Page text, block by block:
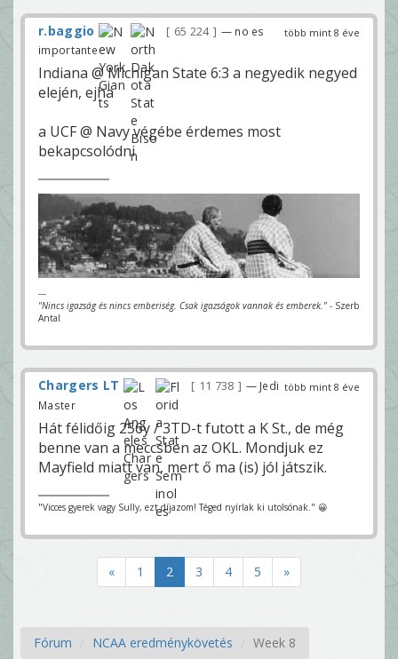
több mint 8 éve
r.baggio 65 224
— no es
importante
Indiana @ Michigan State 6:3 a negyedik negyed
elején, ejha
a UCF @ Navy végébe érdemes most
bekapcsolódni
---
"Nincs igazság és nincs emberiség. Csak igazságok vannak és emberek." - Szerb
Antal
több mint 8 éve
Chargers LT 11 738
— Jedi
Master
Hát félidőig 256y / 3TD-t futott a K St., de még
benne van a meccsben az OKL. Mondjuk ez
Mayfield miatt van, mert ő ma (is) jól játszik.
"Vicces gyerek vagy Sully, ezt díjazom! Téged nyírlak ki utolsónak." 😀
« 1 2 3 4 5 »
Fórum NCAA eredménykövetés Week 8